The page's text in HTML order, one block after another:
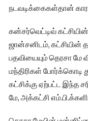
நடவடிக்கைகள்தான்
கன்சர்வெட்டிவ்
ஜான்சனிடம், கட்சியின்
பதவியையும் தெரசா
மந்திரிகள் போர்க்கொடி
கட்சிக்கு ஏற்பட்ட இந்த
மே, அக்கட்சி